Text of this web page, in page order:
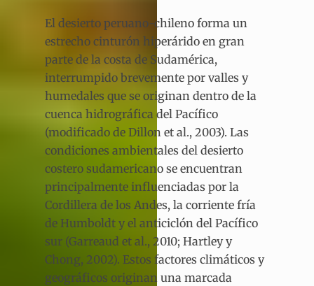
El desierto peruano-chileno forma un
estrecho cinturón hiperárido en gran
parte de la costa de Sudamérica,
interrumpido brevemente por valles y
humedales que se originan dentro de la
cuenca hidrográfica del Pacífico
(modificado de Dillon et al., 2003). Las
condiciones ambientales del desierto
costero sudamericano se encuentran
principalmente influenciadas por la
Cordillera de los Andes, la corriente fría
de Humboldt y el anticiclón del Pacífico
sur (Garreaud et al., 2010; Hartley y
Chong, 2002). Estos factores climáticos y
geográficos originan una marcada